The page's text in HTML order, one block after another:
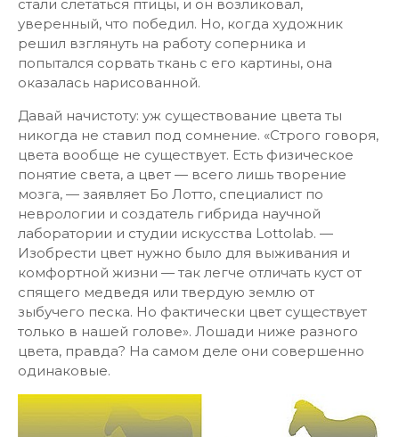
стали слетаться птицы, и он возликовал,
уверенный, что победил. Но, когда художник
решил взглянуть на работу соперника и
попытался сорвать ткань с его картины, она
оказалась нарисованной.
Давай начистоту: уж существование цвета ты
никогда не ставил под сомнение. «Строго говоря,
цвета вообще не существует. Есть физическое
понятие света, а цвет — всего лишь творение
мозга, — заявляет Бо Лотто, специалист по
неврологии и создатель гибрида научной
лаборатории и студии искусства Lottolab. —
Изобрести цвет нужно было для выживания и
комфортной жизни — так легче отличать куст от
спящего медведя или твердую землю от
зыбучего песка. Но фактически цвет существует
только в нашей голове». Лошади ниже разного
цвета, правда? На самом деле они совершенно
одинаковые.